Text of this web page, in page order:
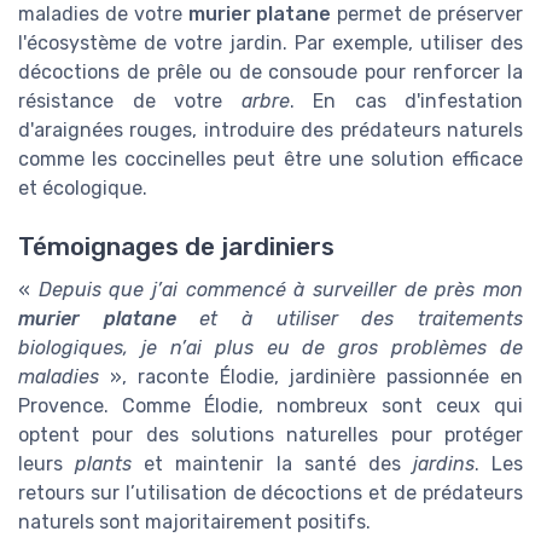
maladies de votre murier platane permet de préserver
l'écosystème de votre jardin. Par exemple, utiliser des
décoctions de prêle ou de consoude pour renforcer la
résistance de votre arbre. En cas d'infestation
d'araignées rouges, introduire des prédateurs naturels
comme les coccinelles peut être une solution efficace
et écologique.
Témoignages de jardiniers
« Depuis que j’ai commencé à surveiller de près mon
murier plataneet à utiliser des traitements
biologiques, je n’ai plus eu de gros problèmes de
maladies », raconte Élodie, jardinière passionnée en
Provence. Comme Élodie, nombreux sont ceux qui
optent pour des solutions naturelles pour protéger
leursplants et maintenir la santé des jardins. Les
retours sur l’utilisation de décoctions et de prédateurs
naturels sont majoritairement positifs.